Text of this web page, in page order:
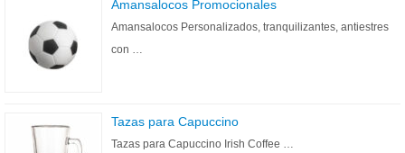
Amansalocos Promocionales
Amansalocos Personalizados, tranquilizantes, antiestres
con …
Tazas para Capuccino
Tazas para Capuccino Irish Coffee …